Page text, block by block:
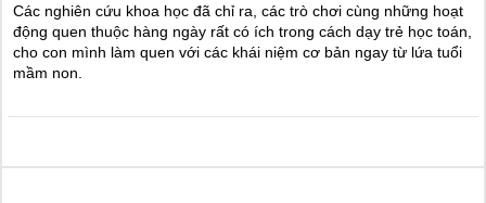
Các nghiên cứu khoa học đã chỉ ra, các trò chơi cùng những hoạt
động quen thuộc hàng ngày rất có ích trong cách dạy trẻ học toán,
cho con mình làm quen với các khái niệm cơ bản ngay từ lứa tuổi
mầm non.